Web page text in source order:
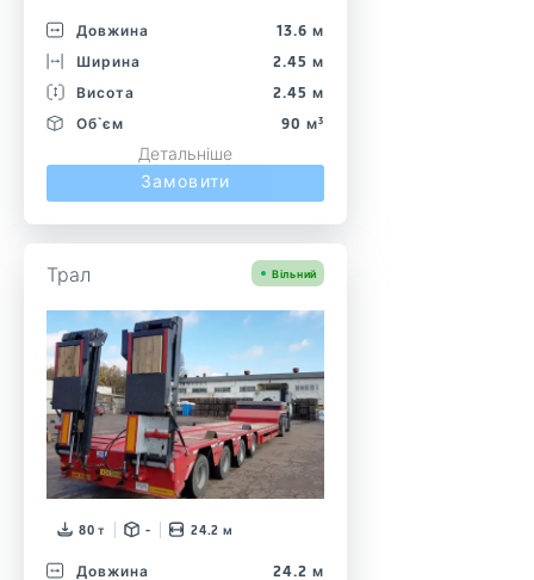
Довжина
13.6 м
Ширина
2.45 м
Висота
2.45 м
Об`єм
90 м³
Детальніше
Замовити
Трал Вільний
80 т - 24.2 м
Довжина
24.2 м